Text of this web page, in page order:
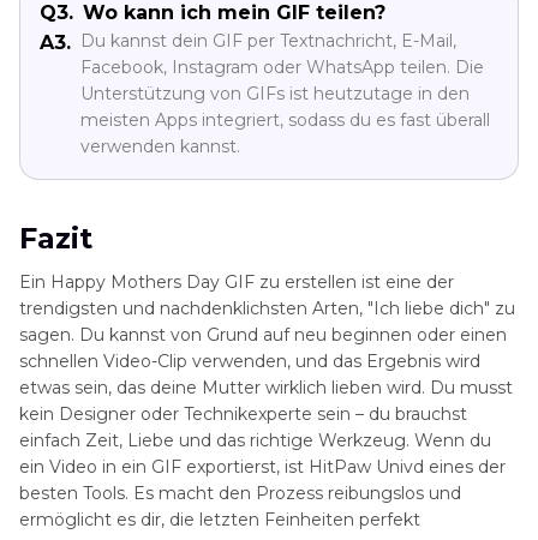
Q3. Wo kann ich mein GIF teilen?
A3.
Du kannst dein GIF per Textnachricht, E-Mail,
Facebook, Instagram oder WhatsApp teilen. Die
Unterstützung von GIFs ist heutzutage in den
meisten Apps integriert, sodass du es fast überall
verwenden kannst.
Fazit
Ein Happy Mothers Day GIF zu erstellen ist eine der
trendigsten und nachdenklichsten Arten, "Ich liebe dich" zu
sagen. Du kannst von Grund auf neu beginnen oder einen
schnellen Video-Clip verwenden, und das Ergebnis wird
etwas sein, das deine Mutter wirklich lieben wird. Du musst
kein Designer oder Technikexperte sein – du brauchst
einfach Zeit, Liebe und das richtige Werkzeug. Wenn du
ein Video in ein GIF exportierst, ist HitPaw Univd eines der
besten Tools. Es macht den Prozess reibungslos und
ermöglicht es dir, die letzten Feinheiten perfekt